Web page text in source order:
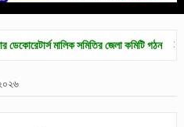
মালিক সমিতির জেলা কমিটি গঠন